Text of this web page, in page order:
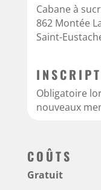
Cabane à
862 Montée
Saint-
Obligatoire
nouveaux
COÛTS
Gratuit